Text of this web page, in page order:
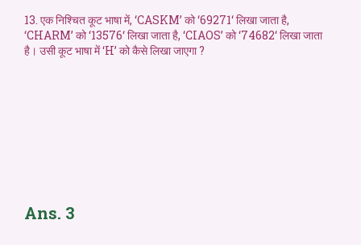
13. एक निश्चित कूट भाषा में, ‘CASKM’ को ‘69271‘ लिखा जाता है,
‘CHARM’ को ‘13576‘ लिखा जाता है, ‘CIAOS’ को ‘74682‘ लिखा जाता
है। उसी कूट भाषा में ‘H’ को कैसे लिखा जाएगा ?
Ans. 3